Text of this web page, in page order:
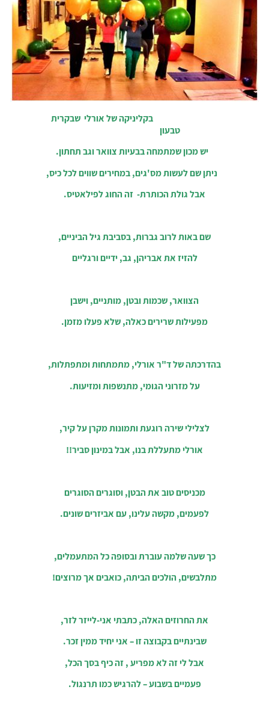
בקליניקה של אורלי שבקרית
טבעון
יש מכון שמתמחה בבעיות צוואר וגב תחתון.
ניתן שם לעשות מס'גים, במחירים שווים לכל כיס,
אבל גולת הכותרת- זה החוג לפילאטיס.
שם באות לרוב גברות, בסביבת גיל הביניים,
להזיז את אבריהן, גב, ידיים ורגליים
הצוואר, שכמות ובטן, מותניים, וישבן
מפעילות שרירים כאלה, שלא פעלו מזמן.
בהדרכתה של ד"ר אורלי, מתמתחות ומתפתלות,
על מזרוני הגומי, מתנשפות ומזיעות.
לצלילי שירה רוגעת ותמונות מקרן על קיר,
אורלי מתעללת בנו, אבל במינון סביר!!
מכניסים טוב את הבטן, וסוגרים הסוגרים
לפעמים, מקשה עלינו, עם אביזרים שונים.
כך שעה שלמה עוברת ובסופה כל המתעמלים,
מתלבשים, הולכים הביתה, כואבים אך מרוצים!
את החרוזים האלה, כתבתי אני-לייזר לזר,
שבינתיים בקבוצה זו – אני יחיד ממין זכר.
אבל לי זה לא מפריע , זה כיף בסך הכל,
פעמיים בשבוע – להרגיש כמו תרנגול.